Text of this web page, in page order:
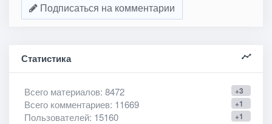
Подписаться на комментарии
Статистика
+3
Всего материалов: 8472
+1
Всего комментариев: 11669
+1
Пользователей: 15160